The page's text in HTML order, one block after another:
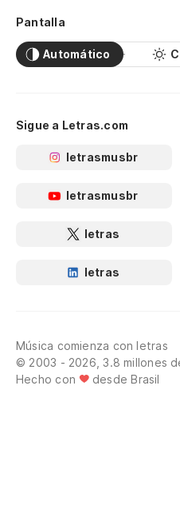
Pantalla
Automático
Sigue a Letras.com
letrasmusbr
letrasmusbr
letras
letras
Música comienza con letras
© 2003 - 2026, 3.8 millones
Hecho con
desde Brasil